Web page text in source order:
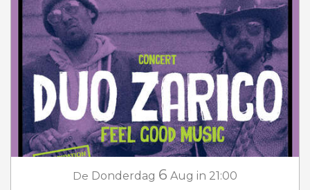
De Donderdag 6 Aug in 21:00